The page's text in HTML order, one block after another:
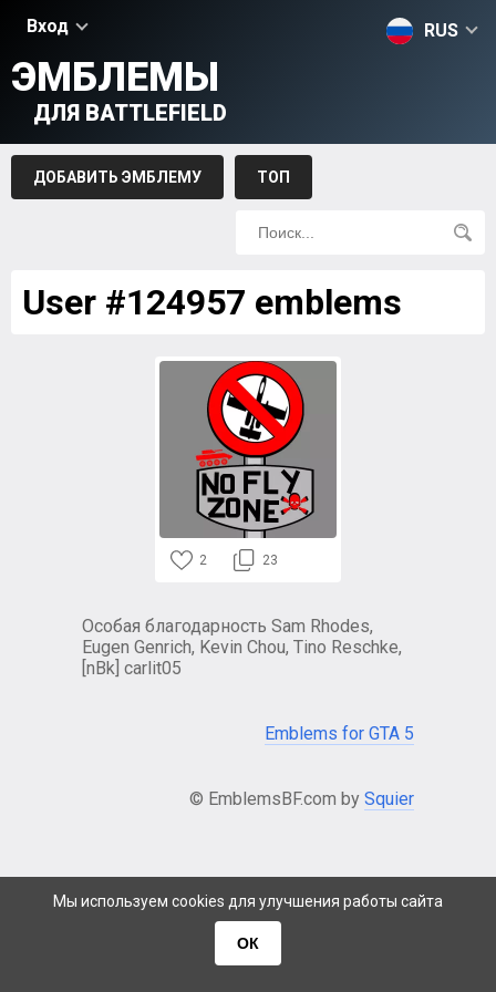
Мы используем cookies для улучшения работы сайта
ОК
Вход RUS
ЭМБЛЕМЫ
ДЛЯ BATTLEFIELD
ДОБАВИТЬ ЭМБЛЕМУ ТОП
User #124957 emblems
2 23
Особая благодарность Sam Rhodes,
Eugen Genrich, Kevin Chou, Tino Reschke,
[nBk] carlit05
Emblems for GTA 5
© EmblemsBF.com by Squier